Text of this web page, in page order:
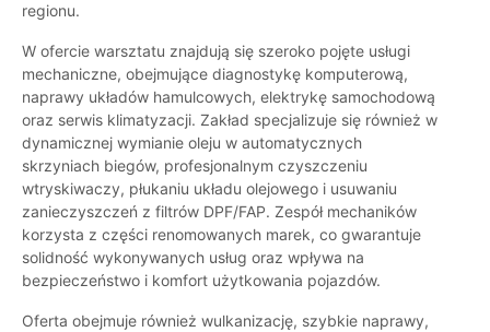
regionu.
W ofercie warsztatu znajdują się szeroko pojęte usługi
mechaniczne, obejmujące diagnostykę komputerową,
naprawy układów hamulcowych, elektrykę samochodową
oraz serwis klimatyzacji. Zakład specjalizuje się również w
dynamicznej wymianie oleju w automatycznych
skrzyniach biegów, profesjonalnym czyszczeniu
wtryskiwaczy, płukaniu układu olejowego i usuwaniu
zanieczyszczeń z filtrów DPF/FAP. Zespół mechaników
korzysta z części renomowanych marek, co gwarantuje
solidność wykonywanych usług oraz wpływa na
bezpieczeństwo i komfort użytkowania pojazdów.
Oferta obejmuje również wulkanizację, szybkie naprawy,